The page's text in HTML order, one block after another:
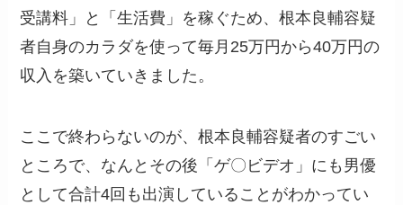
受講料」と「生活費」を稼ぐため、根本良輔容疑
者自身のカラダを使って毎月25万円から40万円の
収入を築いていきました。
ここで終わらないのが、根本良輔容疑者のすごい
ところで、なんとその後「ゲ〇ビデオ」にも男優
として合計4回も出演していることがわかってい